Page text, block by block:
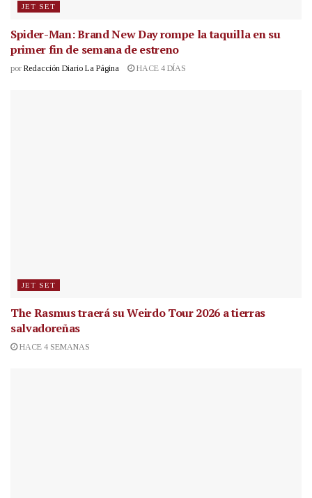
JET SET
Spider-Man: Brand New Day rompe la taquilla en su
primer fin de semana de estreno
por Redacción Diario La Página HACE 4 DÍAS
JET SET
The Rasmus traerá su Weirdo Tour 2026 a tierras
salvadoreñas
HACE 4 SEMANAS